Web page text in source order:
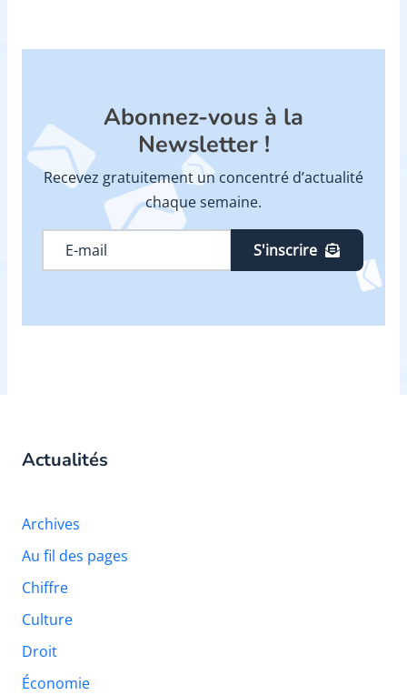
Abonnez-vous à la
Newsletter !
Recevez gratuitement un concentré d’actualité
chaque semaine.
S'inscrire
Actualités
Archives
Au fil des pages
Chiffre
Culture
Droit
Économie